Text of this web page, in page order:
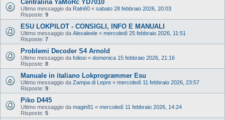
Centralina YaMoRc YD7010
Ultimo messaggio da Raln60 « sabato 28 febbraio 2026, 20:03
Risposte: 9
ESU LOKPILOT - CONSIGLI, INFO E MANUALI
Ultimo messaggio da Alexaleele « mercoledì 25 febbraio 2026, 11:51
Risposte: 7
Problemi Decoder S4 Arnold
Ultimo messaggio da foliosi « domenica 15 febbraio 2026, 21:16
Risposte: 8
Manuale in italiano Lokprogrammer Esu
Ultimo messaggio da Zampa di Lepre « mercoledì 11 febbraio 2026, 23:57
Risposte: 9
Piko D445
Ultimo messaggio da magin81 « mercoledì 11 febbraio 2026, 14:24
Risposte: 5